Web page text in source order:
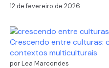
12 de fevereiro de 2026
Crescendo entre culturas:
contextos multiculturais
por Lea Marcondes